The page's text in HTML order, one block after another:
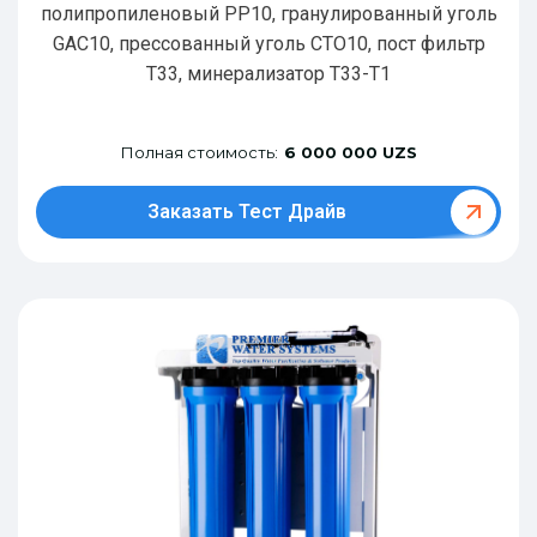
полипропиленовый РР10, гранулированный уголь
GAC10, прессованный уголь CTO10, пост фильтр
T33, минерализатор Т33-Т1
Полная стоимость: 6 000 000 UZS
Заказать Тест Драйв